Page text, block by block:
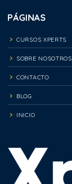
PÁGINAS
CURSOS XPERTS
SOBRE NOSOTROS
CONTACTO
BLOG
INICIO